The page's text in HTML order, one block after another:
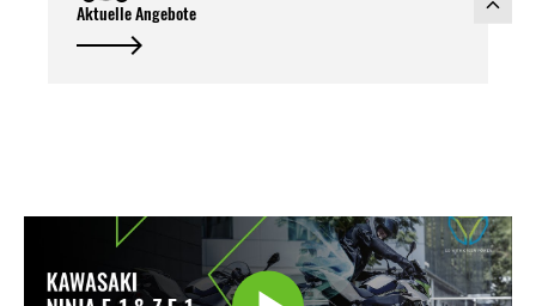
Aktuelle Angebote